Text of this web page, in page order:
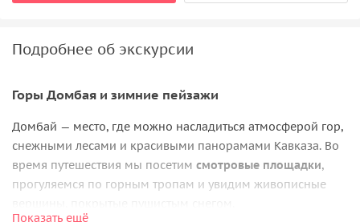
Подробнее об экскурсии
Горы Домбая и зимние пейзажи
Домбай — место, где можно насладиться атмосферой гор,
снежными лесами и красивыми панорамами Кавказа. Во
время путешествия мы посетим смотровые площадки,
прогуляемся по горным тропам и увидим живописные
Показать ещё